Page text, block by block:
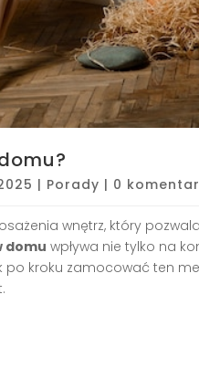
| Porady | 0
wnętrz, który
domu wpływa nie tylko na
kroku zamocować ten